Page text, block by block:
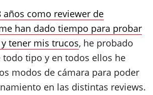
años como reviewer de
han dado tiempo para probar
tener mis trucos, he probado
tipo y en todos ellos he
modos de cámara para poder
en las distintas reviews.